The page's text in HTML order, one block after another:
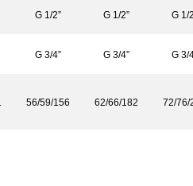
G 1/2” G 1/2” G 1/
G 3/4” G 3/4” G 3/
56/59/156 62/66/182 72/76/